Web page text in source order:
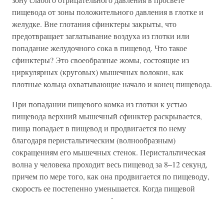
пищевода от зоны положительного давления в глотке и
желудке. Вне глотания сфинктеры закрыты, что
предотвращает заглатывание воздуха из глотки или
попадание желудочного сока в пищевод. Что такое
сфинктеры? Это своеобразные жомы, состоящие из
циркулярных (круговых) мышечных волокон, как
плотные кольца охватывающие начало и конец пищевода.
При попадании пищевого комка из глотки к устью
пищевода верхний мышечный сфинктер раскрывается,
пища попадает в пищевод и продвигается по нему
благодаря перистальтическим (волнообразным)
сокращениям его мышечных стенок. Перистальтическая
волна у человека проходит весь пищевод за 8–12 секунд,
причем по мере того, как она продвигается по пищеводу,
скорость ее постепенно уменьшается. Когда пищевой